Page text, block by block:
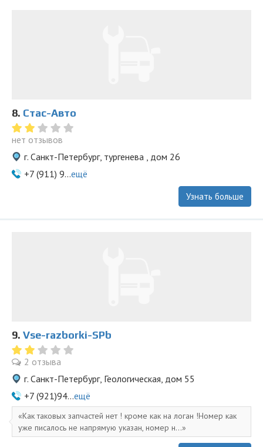
8. Стас-Aвто
нет отзывов
г. Санкт-Петербург, тургенева , дом 26
+7 (911) 9...ещё
Узнать больше
9. Vse-razborki-SPb
2 отзыва
г. Санкт-Петербург, Геологическая, дом 55
+7 (921)94...ещё
Как таковых запчастей нет ! кроме как на логан !Номер как
уже писалось не напрямую указан, номер н...